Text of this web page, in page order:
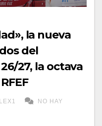
la nueva
del
27, la octava
NO HAY